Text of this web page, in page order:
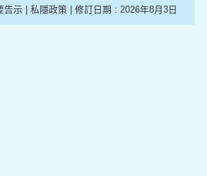
告示 | 私隱政策 | 修訂日期 : 2026年8月3日